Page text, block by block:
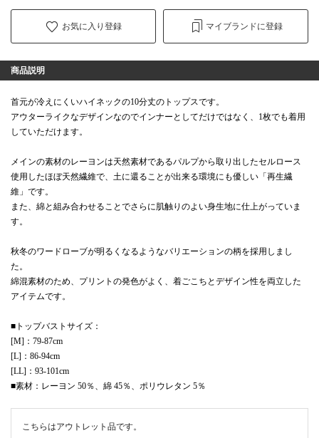
お気に入り登録 マイブランドに登録
商品説明
首元が冷えにくいハイネックの10分丈のトップスです。
アウターライクなデザインなのでインナーとしてだけではなく、1枚でも着用
していただけます。
メインの素材のレーヨンは天然素材であるパルプから取り出したセルロース
使用したほぼ天然繊維で、土に還ることが出来る環境にも優しい「再生繊
維」です。
また、綿と組み合わせることでさらに肌触りのよい身生地に仕上がっていま
す。
秋冬のワードローブが明るくなるようなバリエーションの柄を採用しまし
た。
綿混素材のため、プリントの発色がよく、着ごこちとデザイン性を両立した
アイテムです。
■トップバストサイズ：
[M]：79-87cm
[L]：86-94cm
[LL]：93-101cm
■素材：レーヨン 50％、綿 45％、ポリウレタン 5％
こちらはアウトレット品です。